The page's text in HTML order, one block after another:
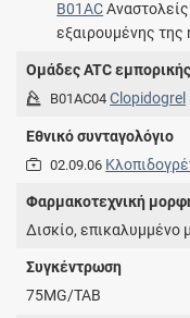
B01AC
εξαιρουμένης της
Ομάδες ATC εμπορικής
B01AC04 Clopidogrel
Εθνικό συνταγολόγιο
02.09.06
Φαρμακοτεχνική
Δισκίο, επικαλυμμένο
Συγκέντρωση
75MG/TAB